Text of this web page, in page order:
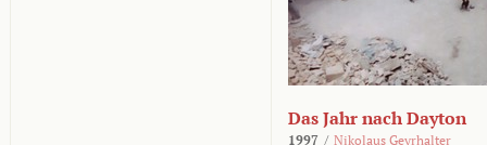
Das Jahr nach Dayton
1997 / Nikolaus Geyrhalter